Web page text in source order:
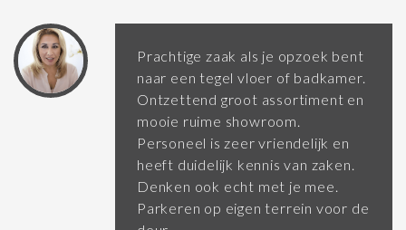
Prachtige zaak als je opzoek bent
naar een tegel vloer of badkamer.
Ontzettend groot assortiment en
mooie ruime showroom.
Personeel is zeer vriendelijk en
heeft duidelijk kennis van zaken.
Denken ook echt met je mee.
Parkeren op eigen terrein voor de